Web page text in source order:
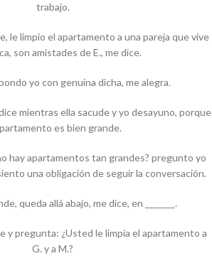
trabajo.
le limpio el apartamento a una pareja que vive
son amistades de E., me dice.
yo con genuina dicha, me alegra.
mientras ella sacude y yo desayuno, porque
es bien grande.
hay apartamentos tan grandes? pregunto yo
una obligación de seguir la conversación.
queda allá abajo, me dice, en _______.
y pregunta: ¿Usted le limpia el apartamento a
G. y a M.?